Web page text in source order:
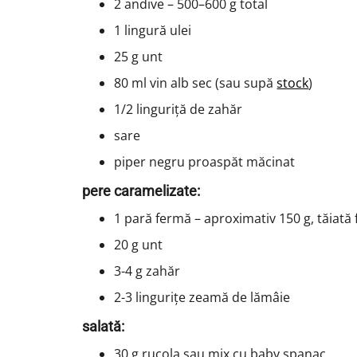
2 andive – 500–600 g total
1 lingură ulei
25 g unt
80 ml vin alb sec (sau supăstock)
1/2 linguriță de zahăr
sare
piper negru proaspăt măcinat
pere caramelizate:
1 pară fermă – aproximativ 150 g, tăiată
20 g unt
3-4 g zahăr
2-3 lingurițe zeamă de lămâie
salată: